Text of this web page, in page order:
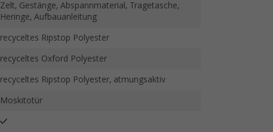
Zelt, Gestänge, Abspannmaterial, Tragetasche,
Heringe, Aufbauanleitung
recyceltes Ripstop Polyester
recyceltes Oxford Polyester
recyceltes Ripstop Polyester, atmungsaktiv
Moskitotür